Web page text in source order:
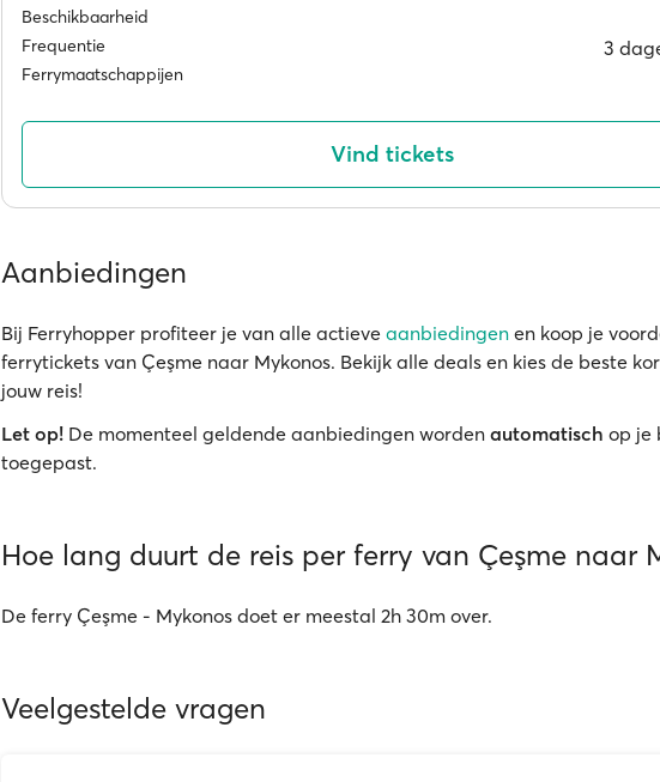
Beschikbaarheid
Frequentie 3
Ferrymaatschappijen
Vind tickets
Aanbiedingen
Bij Ferryhopper profiteer je van alle actieve aanbiedingen en koop je
ferrytickets van Çeşme naar Mykonos. Bekijk alle deals en kies de beste
jouw reis!
Let op! De momenteel geldende aanbiedingen worden automatisch op je
toegepast.
Hoe lang duurt de reis per ferry van Çeşme naar
De ferry Çeşme - Mykonos doet er meestal 2h 30m over.
Veelgestelde vragen